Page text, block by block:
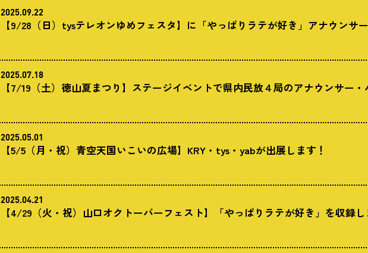
2025.09.22
【9/28（日）tysテレオンゆめフェスタ】に「やっぱりラテが好き」アナウンサ
2025.07.18
【7/19（土）徳山夏まつり】ステージイベントで県内民放４局のアナウンサー
2025.05.01
【5/5（月・祝）青空天国いこいの広場】KRY・tys・yabが出展します！
2025.04.21
【4/29（火・祝）山口オクトーバーフェスト】「やっぱりラテが好き」を収録し